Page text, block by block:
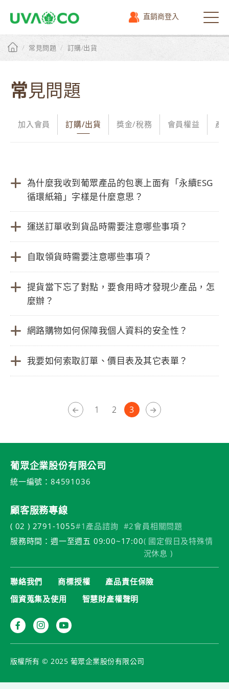
直銷商登入
選
單
/ 常見問題 / 訂購/出貨
常見問題
加入會員 訂購/出貨 獎金/稅務 會員權益 產
為什麼我收到葡眾產品的包裹上面有「永續ESG
循環紙箱」字樣是什麼意思？
運送訂單收到貨品時需要注意哪些事項？
自取領貨時需要注意哪些事項？
提貨當下忘了對點，要食用時才發現少產品，怎
麼辦？
網路購物如何保障我個人資料的安全性？
我要如何索取訂單、價目表及其它表單？
1 2 3
葡眾企業股份有限公司
統一編號：84591036
顧客服務專線
( 02 ) 2791-1055#1產品諮詢 #2會員相關問題
服務時間：週一至週五 09:00~17:00( 國定假日及特殊情
況休息 )
聯絡我們 商標授權
產品責任保險
個資蒐集及使用
智慧財產權聲明
版權所有 © 2025 葡眾企業股份有限公司